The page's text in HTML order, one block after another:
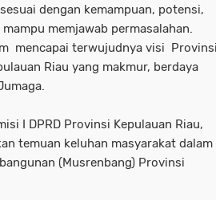
dengan kemampuan, potensi,
memjawab permasalahan.
mencapai terwujudnya visi Provinsi
Riau yang makmur, berdaya
I DPRD Provinsi Kepulauan Riau,
temuan keluhan masyarakat dalam
(Musrenbang) Provinsi